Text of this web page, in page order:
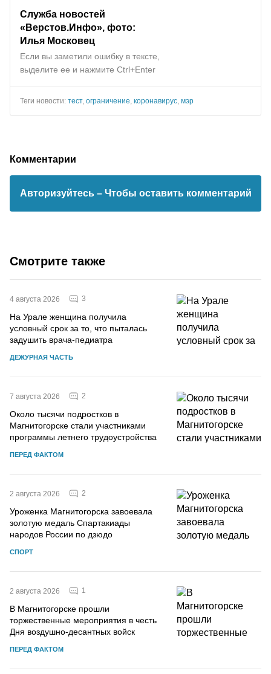
Служба новостей
«Верстов.Инфо», фото:
Илья Московец
Если вы заметили ошибку в тексте,
выделите ее и нажмите Ctrl+Enter
Теги новости: тест, ограничение, коронавирус, мэр
Комментарии
Авторизуйтесь – Чтобы оставить комментарий
Смотрите также
4 августа 2026 3
На Урале женщина получила
условный срок за то, что пыталась
задушить врача-педиатра
ДЕЖУРНАЯ ЧАСТЬ
7 августа 2026 2
Около тысячи подростков в
Магнитогорске стали участниками
программы летнего трудоустройства
ПЕРЕД ФАКТОМ
2 августа 2026 2
Уроженка Магнитогорска завоевала
золотую медаль Спартакиады
народов России по дзюдо
СПОРТ
2 августа 2026 1
В Магнитогорске прошли
торжественные мероприятия в честь
Дня воздушно-десантных войск
ПЕРЕД ФАКТОМ